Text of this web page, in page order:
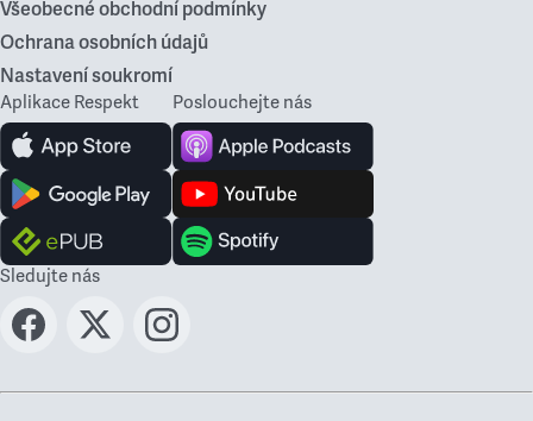
Všeobecné obchodní podmínky
Ochrana osobních údajů
Nastavení soukromí
Aplikace Respekt Poslouchejte nás
Sledujte nás